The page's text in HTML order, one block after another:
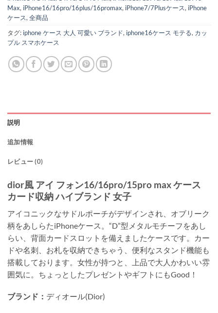
Max, iPhone16/16pro/16plus/16promax, iPhone7/7Plusケース, iPhone
ケース, 全商品
タグ: iphone ケース 大人 可愛い ブランド, iphone16ケース モテる, カッ
プル スマホケース
説明
追加情報
レビュー (0)
dior風 アイ フォン16/16pro/15pro max ケース
カード収納 ハイブランド 女子
アイコニックなサドルポーチがデザインされ、オブリーク
柄をあしらたiPhoneケース。“D”型メタルモチーフをあし
らい、背面カードスロットを備えましたケースです。カー
ドや名刺、お札を収納できちゃう、便利なスタンド機能も
搭載しております。女性が持つと、上品で大人かわいい雰
囲気に。ちょっとしたプレゼントやギフトにもGood！
ブランド： ディオール(Dior)